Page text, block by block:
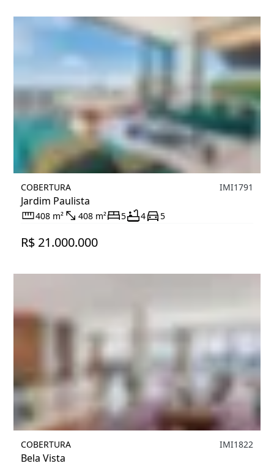
COBERTURA
Jardim Paulista
IMI1791
408 m² 408 m² 5 4 5
R$ 21.000.000
COBERTURA
Bela Vista
IMI1822